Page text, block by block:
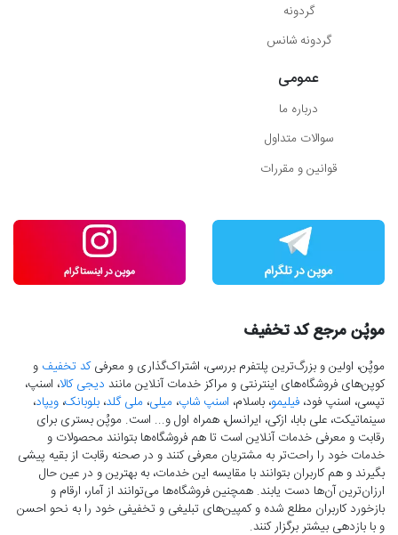
گردونه
گردونه شانس
عمومی
درباره ما
سوالات متداول
قوانین و مقررات
موپُن مرجع کد تخفیف
موپُن، اولین و بزرگ‌ترین پلتفرم بررسی، اشتراک‌گذاری و معرفیکد تخفیف و
کوپن‌های فروشگاه‌های اینترنتی و مراکز خدمات آنلاین مانند دیجی کالا، اسنپ،
تپسی، اسنپ فود، فیلیمو، باسلام، اسنپ شاپ، میلی، ملی گلد، بلوبانک، ویپاد،
سینماتیکت، علی بابا، ازکی، ایرانسل، همراه اول و... است. موپُن بستری برای
رقابت و معرفی خدمات آنلاین است تا هم فروشگاه‌ها بتوانند محصولات و
خدمات خود را راحت‌تر به مشتریان معرفی کنند و در صحنه رقابت از بقیه پیشی
بگیرند و هم کاربران بتوانند با مقایسه این خدمات، به بهترین و در عین حال
ارزان‌ترین آن‌ها دست‌ یابند. همچنین فروشگاه‌ها می‌توانند از آمار، ارقام و
بازخورد کاربران مطلع شده و کمپین‌های تبلیغی و تخفیفی خود را به نحو احسن
و با بازدهی بیشتر برگزار کنند.